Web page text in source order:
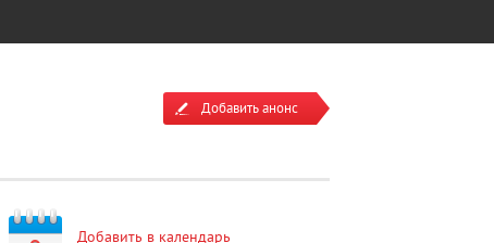
Добавить анонс
Добавить в календарь